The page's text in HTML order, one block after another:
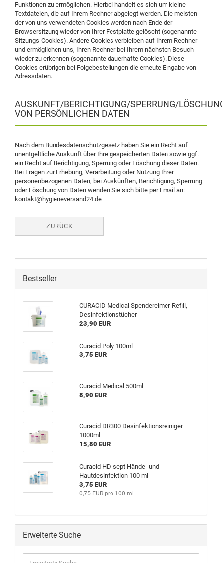
Funktionen zu ermöglichen. Hierbei handelt es sich um kleine
Textdateien, die auf Ihrem Rechner abgelegt werden. Die meisten
der von uns verwendeten Cookies werden nach Ende der
Browsersitzung wieder von Ihrer Festplatte gelöscht (sogenannte
Sitzungs-Cookies). Andere Cookies verbleiben auf Ihrem Rechner
und ermöglichen uns, Ihren Rechner bei Ihrem nächsten Besuch
wieder zu erkennen (sogenannte dauerhafte Cookies). Diese
Cookies erübrigen bei Folgebestellungen die erneute Eingabe von
Adressdaten.
AUSKUNFT/BERICHTIGUNG/SPERRUNG/
VON PERSÖNLICHEN DATEN
Nach dem Bundesdatenschutzgesetz haben Sie ein Recht auf
unentgeltliche Auskunft über Ihre gespeicherten Daten sowie ggf.
ein Recht auf Berichtigung, Sperrung oder Löschung dieser Daten.
Bei Fragen zur Erhebung, Verarbeitung oder Nutzung Ihrer
personenbezogenen Daten, bei Auskünften, Berichtigung, Sperrung
oder Löschung von Daten wenden Sie sich bitte per Email an:
kontakt@hygieneversand24.de
ZURÜCK
Bestseller
CURACID Medical Spendereimer-Refill,
Desinfektionstücher
23,90 EUR
Curacid Poly 100ml
3,75 EUR
Curacid Medical 500ml
8,90 EUR
Curacid DR300 Desinfektionsreiniger
1000ml
15,80 EUR
Curacid HD-sept Hände- und
Hautdesinfektion 100 ml
3,75 EUR
0,75 EUR pro 100 ml
Erweiterte Suche